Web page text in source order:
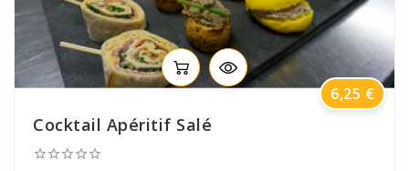
Cocktail Apéritif Salé

Prix
6,25 €